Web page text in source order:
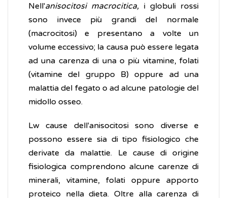
Nell'anisocitosi macrocitica, i globuli rossi
sono invece più grandi del normale
(macrocitosi) e presentano a volte un
volume eccessivo; la causa può essere legata
ad una carenza di una o più vitamine, folati
(vitamine del gruppo B) oppure ad una
malattia del fegato o ad alcune patologie del
midollo osseo.
Lw cause dell'anisocitosi sono diverse e
possono essere sia di tipo fisiologico che
derivate da malattie. Le cause di origine
fisiologica comprendono alcune carenze di
minerali, vitamine, folati oppure apporto
proteico nella dieta. Oltre alla carenza di